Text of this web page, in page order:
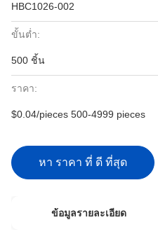
HBC1026-002
ขั้นต่ำ:
500 ชิ้น
ราคา:
$0.04/pieces 500-4999 pieces
หา ราคา ที่ ดี ที่สุด
ข้อมูลรายละเอียด